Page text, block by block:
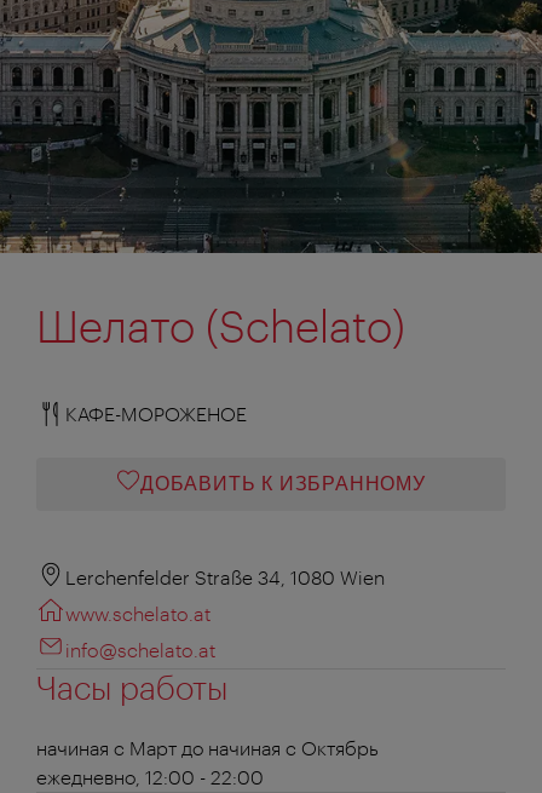
Шелато (Schelato)
КАФЕ-МОРОЖЕНОЕ
ДОБАВИТЬ К ИЗБРАННОМУ
Lerchenfelder Straße 34, 1080 Wien
www.schelato.at
info@schelato.at
Часы работы
начиная с Март до начиная с Октябрь
ежедневно, 12:00 - 22:00